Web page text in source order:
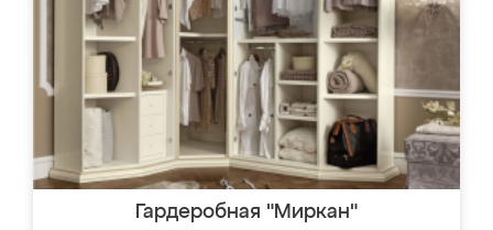
Гардеробная "Миркан"